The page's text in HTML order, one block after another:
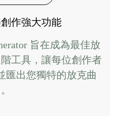
作強大功能
旨在成為最佳放
工具，讓每位創作者
匯出您獨特的放克曲